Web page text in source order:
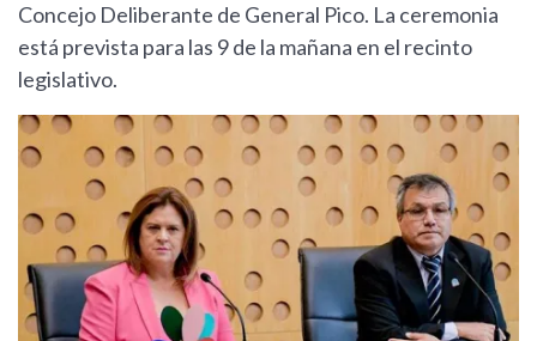
Concejo Deliberante de General Pico. La ceremonia
está prevista para las 9 de la mañana en el recinto
legislativo.